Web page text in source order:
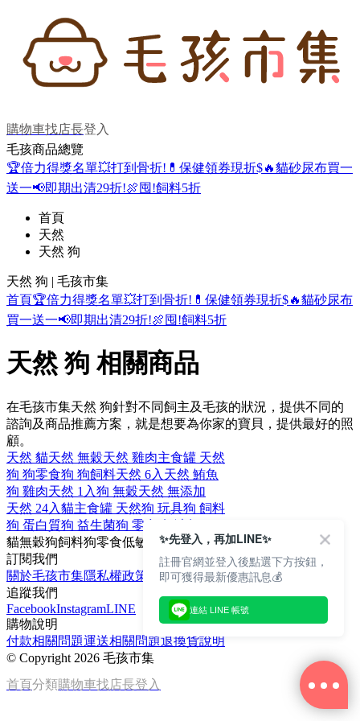
購物車找店長登入
毛孩商品總覽
🏆倍力得獎名單💥打到骨折! 💊保健領券現折$🔥貓砂尿布買一
送一📢即期出清29折!🍖囤!飼料5折
首頁
天然
天然 狗
天然 狗 | 毛孩市集
首頁🏆倍力得獎名單💥打到骨折! 💊保健領券現折$🔥貓砂尿布
買一送一📢即期出清29折!🍖囤!飼料5折
天然 狗 相關商品
在毛孩市集天然 狗針對不同飼主及毛孩的狀況，提供不同的
諮詢及商品推薦方案，就是想要為你家的寶貝，提供最好的照
顧。
天然 貓天然 無穀天然 雞肉主食罐 天然
狗 狗零食狗 狗飼料天然 6入 天然 鮪魚
狗 雞肉天然 1入狗 無穀天然 無添加
天然 24入貓主食罐 天然狗 玩具狗 飼料
狗 蛋白質狗 益生菌狗 零食
貓無穀狗飼料狗零食低敏
訂閱我們
關於毛孩市集隱私權政策
文章
追蹤我們
FacebookInstagramLINE
購物說明
付款相關問題運送相關問題退換貨說明
© Copyright 2026 毛孩市集
首頁分類購物車找店長登入
✨先登入，再加LINE✨
註冊官網並登入後點選下方按鈕，
即可獲得最新優惠訊息💰
連結 LINE 帳號